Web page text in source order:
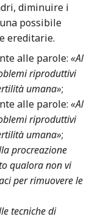
diminuire i
possibile
ereditarie.
alle parole: «Al
riproduttivi
umana»;
alle parole: «Al
riproduttivi
umana»;
procreazione
qualora non vi
per rimuovere le
tecniche di